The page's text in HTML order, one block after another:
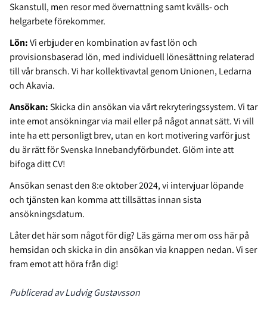
Skanstull, men resor med övernattning samt kvälls- och
helgarbete förekommer.
Lön:Vi erbjuder en kombination av fast lön och
provisionsbaserad lön, med individuell lönesättning relaterad
till vår bransch. Vi har kollektivavtal genom Unionen, Ledarna
och Akavia.
Ansökan:Skicka din ansökan via vårt rekryteringssystem. Vi tar
inte emot ansökningar via mail eller på något annat sätt. Vi vill
inte ha ett personligt brev, utan en kort motivering varför just
du är rätt för Svenska Innebandyförbundet. Glöm inte att
bifoga ditt CV!
Ansökan senast den 8:e oktober 2024, vi intervjuar löpande
och tjänsten kan komma att tillsättas innan sista
ansökningsdatum.
Låter det här som något för dig? Läs gärna mer om oss här på
hemsidan och skicka in din ansökan via knappen nedan. Vi ser
fram emot att höra från dig!
Publicerad av Ludvig Gustavsson